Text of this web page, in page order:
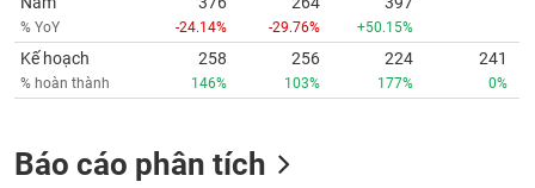
% YoY -24.14% -29.76% +50.15%
Kế hoạch
% hoàn thành
258
146%
256
103%
224
177%
241
0%
Báo cáo phân tích